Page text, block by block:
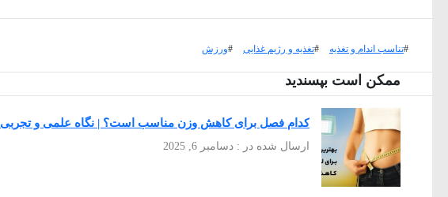
#تناسب اندام و تغذیه #تغذیه و رژیم غذایی #ورزش
ممکن است بپسندید
کدام فصل برای کاهش وزن مناسب است؟ | نگاه علمی و تجربی
ارسال شده در : دسامبر 6, 2025